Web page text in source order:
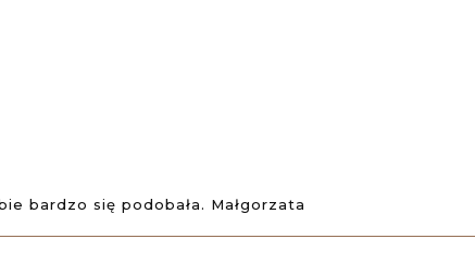
bardzo się podobała. Małgorzata